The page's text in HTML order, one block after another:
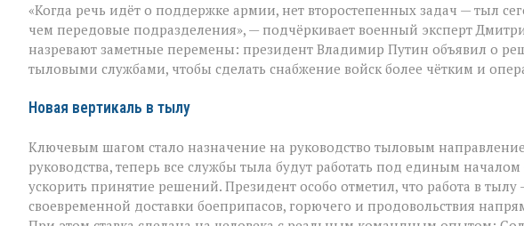
как
фронт:
Минобороны
меняют
«Когда речь идёт о поддержке армии, нет второстепенных задач — тыл
чем передовые подразделения», — подчёркивает военный эксперт
назревают заметные перемены: президент Владимир Путин объявил о
тыловыми службами, чтобы сделать снабжение войск более чётким и
Новая вертикаль в тылу
Ключевым шагом стало назначение на руководство тыловым
руководства, теперь все службы тыла будут работать под единым
ускорить принятие решений. Президент особо отметил, что работа в тылу
своевременной доставки боеприпасов, горючего и продовольствия